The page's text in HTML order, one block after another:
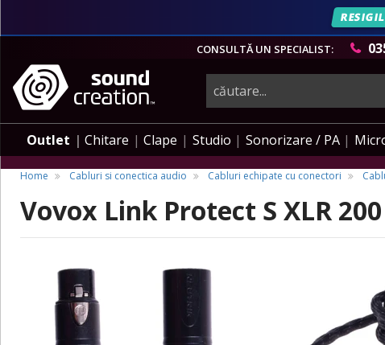
CONSULTĂ UN SPECIALIST:
instrumente
muzicale,
echipamente
pro-
audio
Outlet Chitare Clape Studio Sonorizare / PA
Home Cabluri si conectica audio Cabluri echipate cu conectori
Vovox Link Protect S XLR 200